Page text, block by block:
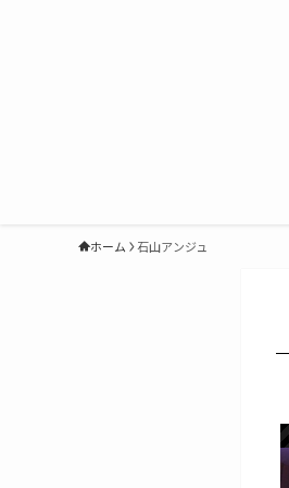
ホーム 石山アンジュ